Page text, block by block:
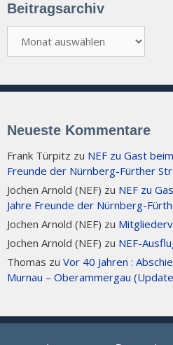
Beitragsarchiv
Neueste Kommentare
Frank Türpitz zu NEF zu Gast
Freunde der Nürnberg-Fürther
Jochen Arnold (NEF) zu NEF zu
Jahre Freunde der Nürnberg-
Jochen Arnold (NEF) zu
Jochen Arnold (NEF) zu NEF-
Thomas zu Vor 40 Jahren :
Murnau – Oberammergau